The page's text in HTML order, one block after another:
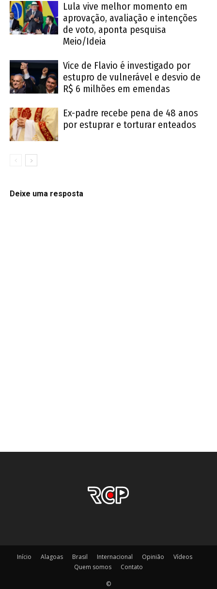
Lula vive melhor momento em
aprovação, avaliação e intenções
de voto, aponta pesquisa
Meio/Ideia
Vice de Flavio é investigado por
estupro de vulnerável e desvio de
R$ 6 milhões em emendas
Ex-padre recebe pena de 48 anos
por estuprar e torturar enteados
Deixe uma resposta
Início Alagoas Brasil Internacional Opinião
Vídeos
Quem somos
Contato
©